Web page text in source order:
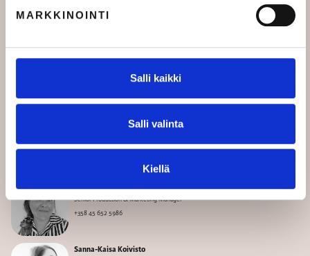
MARKKINOINTI
Salli kaikki
Salli valinta
Kiellä
Ota yhteyttä
Saana Vuolasvirta
+358 40 129 3890
Senior Production & Marketing Manager
+358 45 652 5986
Sanna-Kaisa Koivisto